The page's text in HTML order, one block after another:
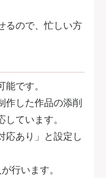
るので、忙しい方
です。
作した作品の添削
ています。
応あり」と設定し
行います。